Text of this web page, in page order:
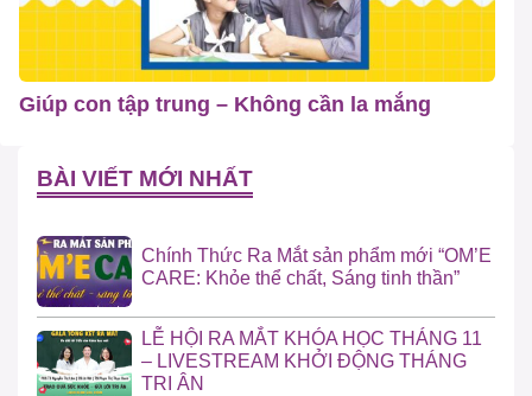
Giúp con tập trung – Không cần la mắng
BÀI VIẾT MỚI NHẤT
Chính Thức Ra Mắt sản phẩm mới “OM’E
CARE: Khỏe thể chất, Sáng tinh thần”
LỄ HỘI RA MẮT KHÓA HỌC THÁNG 11
– LIVESTREAM KHỞI ĐỘNG THÁNG
TRI ÂN